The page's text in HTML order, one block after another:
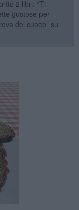
2 libri: “Ti
gustose per
del cuoco” su